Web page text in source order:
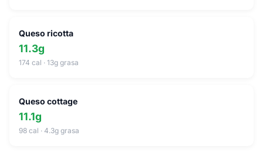
Queso ricotta
11.3g
174 cal · 13g grasa
Queso cottage
11.1g
98 cal · 4.3g grasa